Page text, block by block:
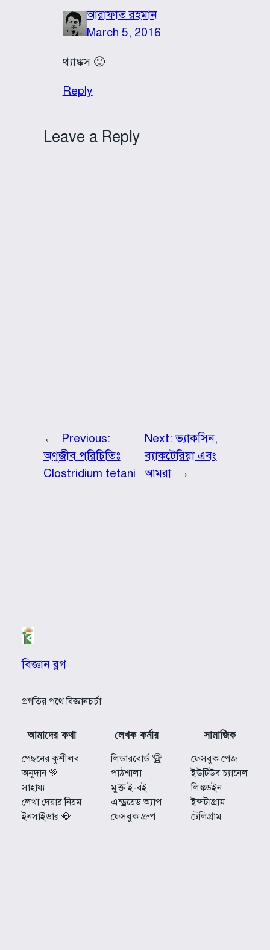
আরাফাত রহমান
March 5, 2016
থ্যাঙ্কস 🙂
Reply
Leave a Reply
←
Previous:
অণুজীব পরিচিতিঃ
Clostridium tetani
Next:ভ্যাকসিন,
ব্যাকটেরিয়া এবং
আমরা →
বিজ্ঞান ব্লগ
প্রগতির পথে বিজ্ঞানচর্চা
আমাদের কথা
পেছনের কুশীলব
অনুদান 💚
সাহায্য
লেখা দেয়ার নিয়ম
ইনসাইডার 💎
লেখক কর্নার
লিডারবোর্ড 🏆
পাঠশালা
মুক্ত ই-বই
এন্ড্রয়েড অ্যাপ
ফেসবুক গ্রুপ
সামাজিক
ফেসবুক পেজ
ইউটিউব চ্যানেল
লিঙ্কডইন
ইন্সটাগ্রাম
টেলিগ্রাম